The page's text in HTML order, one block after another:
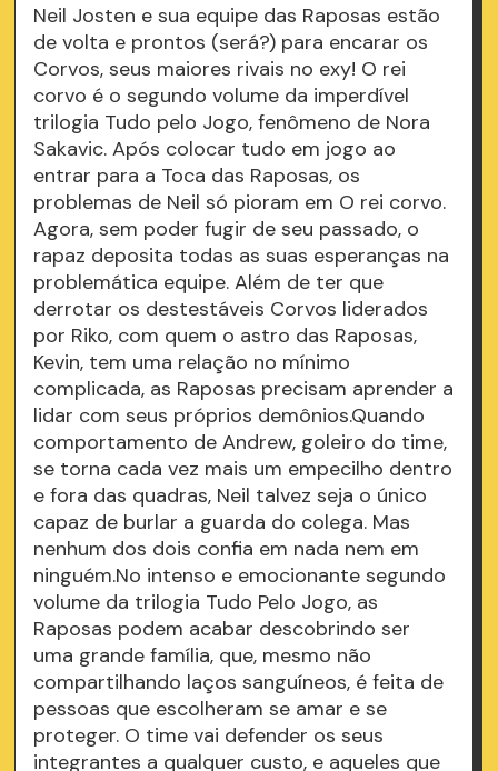
Neil Josten e sua equipe das Raposas estão
de volta e prontos (será?) para encarar os
Corvos, seus maiores rivais no exy! O rei
corvo é o segundo volume da imperdível
trilogia Tudo pelo Jogo, fenômeno de Nora
Sakavic. Após colocar tudo em jogo ao
entrar para a Toca das Raposas, os
problemas de Neil só pioram em O rei corvo.
Agora, sem poder fugir de seu passado, o
rapaz deposita todas as suas esperanças na
problemática equipe. Além de ter que
derrotar os destestáveis Corvos liderados
por Riko, com quem o astro das Raposas,
Kevin, tem uma relação no mínimo
complicada, as Raposas precisam aprender a
lidar com seus próprios demônios.Quando
comportamento de Andrew, goleiro do time,
se torna cada vez mais um empecilho dentro
e fora das quadras, Neil talvez seja o único
capaz de burlar a guarda do colega. Mas
nenhum dos dois confia em nada nem em
ninguém.No intenso e emocionante segundo
volume da trilogia Tudo Pelo Jogo, as
Raposas podem acabar descobrindo ser
uma grande família, que, mesmo não
compartilhando laços sanguíneos, é feita de
pessoas que escolheram se amar e se
proteger. O time vai defender os seus
integrantes a qualquer custo, e aqueles que